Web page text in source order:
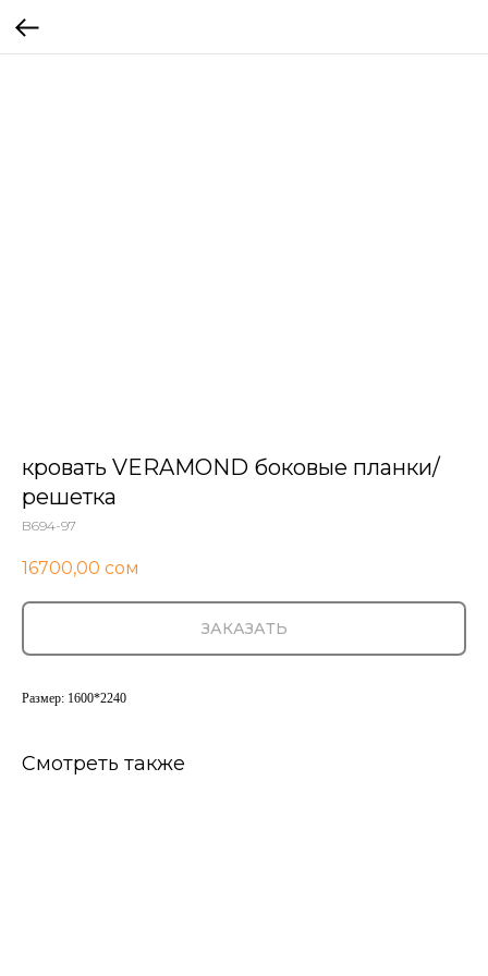
кровать VERAMOND боковые планки/
решетка
B694-97
16700,00 сом
ЗАКАЗАТЬ
Размер: 1600*2240
Смотреть также